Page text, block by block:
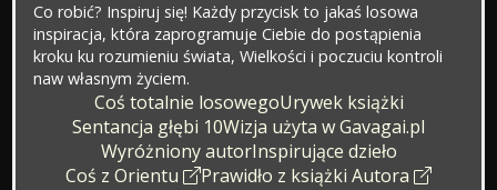
Co robić? Inspiruj się! Każdy przycisk to jakaś losowa
inspiracja, która zaprogramuje Ciebie do postąpienia
kroku ku rozumieniu świata, Wielkości i poczuciu kontroli
naw własnym życiem.
Coś totalnie losowegoUrywek książki
Sentancja głębi 10Wizja użyta w Gavagai.pl
Wyróżniony autorInspirujące dzieło
Coś z Orientu
Prawidło z książki Autora